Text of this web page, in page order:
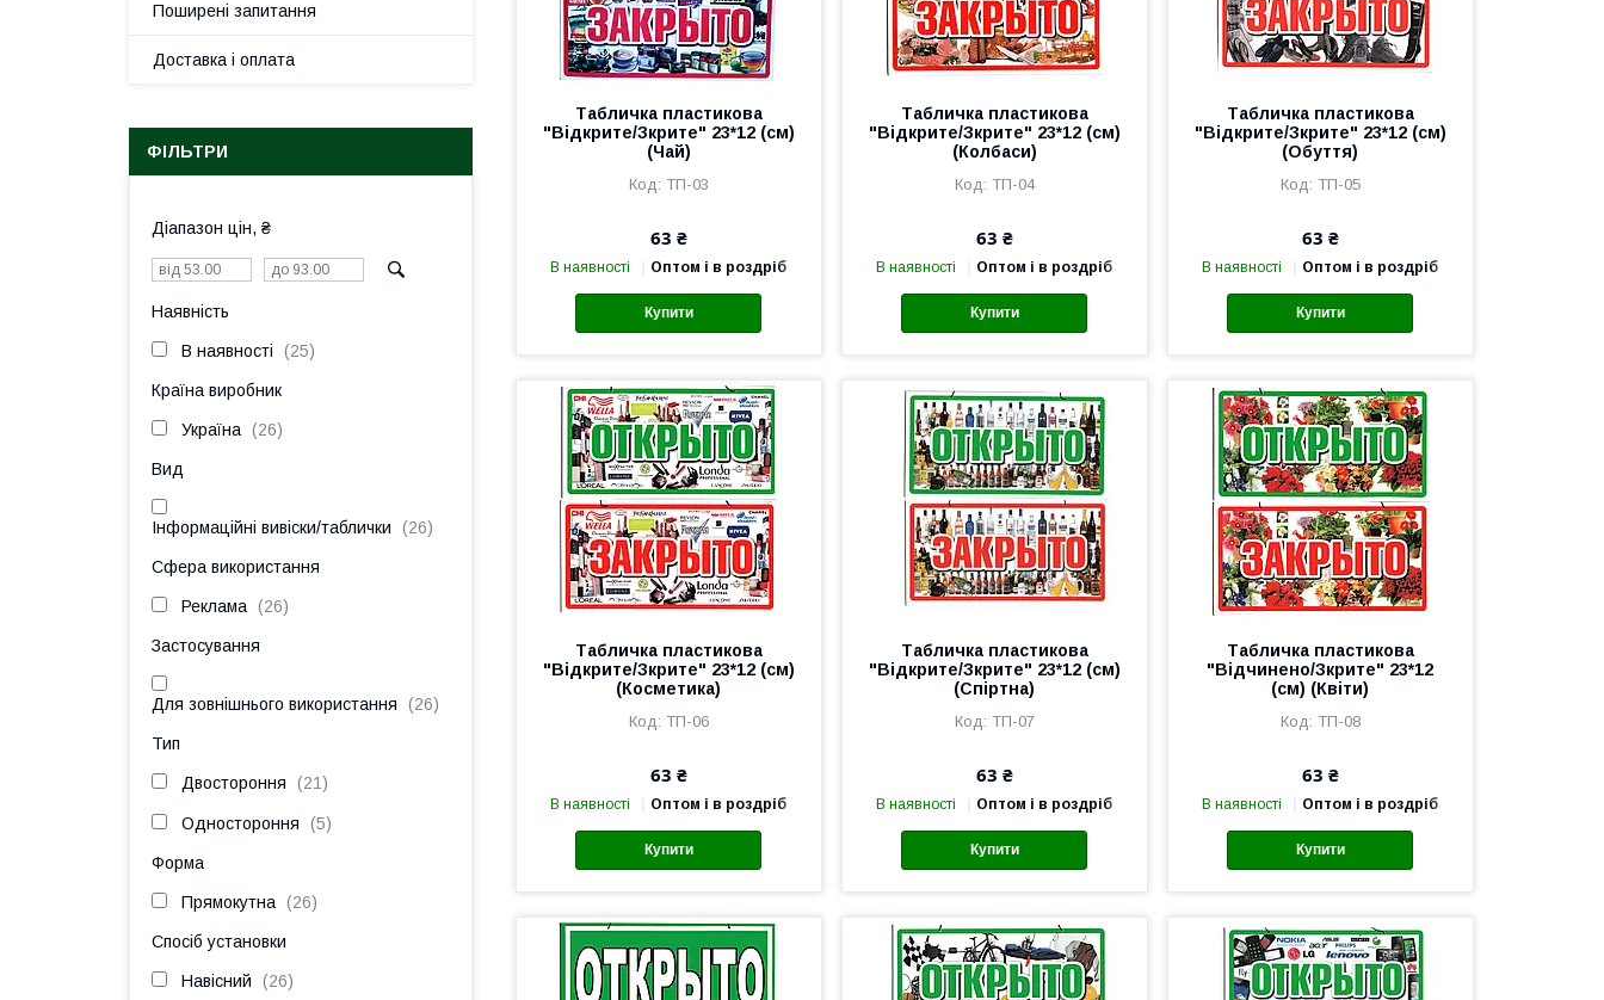
Табличка пластикова
"Відкрите/Зкрите" 23*12 (см)
(Чай)
ТП-03
63 ₴
В наявності Оптом і в роздріб
Купити
Табличка пластикова
"Відкрите/Зкрите" 23*12 (см)
(Колбаси)
ТП-04
63 ₴
В наявності Оптом і в роздріб
Купити
Табличка пластикова
"Відкрите/Зкрите" 23*12 (см)
(Обуття)
ТП-05
63 ₴
В наявності Оптом і в роздріб
Купити
Табличка пластикова
"Відкрите/Зкрите" 23*12 (см)
(Косметика)
ТП-06
63 ₴
В наявності Оптом і в роздріб
Купити
Табличка пластикова
"Відкрите/Зкрите" 23*12 (см)
(Спіртна)
ТП-07
63 ₴
В наявності Оптом і в роздріб
Купити
Табличка пластикова
"Відчинено/Зкрите" 23*12
(см) (Квіти)
ТП-08
63 ₴
В наявності Оптом і в роздріб
Купити
Поширені запитання
Доставка і оплата
ФІЛЬТРИ
Діапазон цін, ₴
Наявність
В наявності 25
Країна виробник
Україна 26
Вид
Інформаційні вивіски/таблички 26
Сфера використання
Реклама 26
Застосування
Для зовнішнього використання 26
Тип
Двостороння 21
Одностороння 5
Форма
Прямокутна 26
Спосіб установки
Навісний 26